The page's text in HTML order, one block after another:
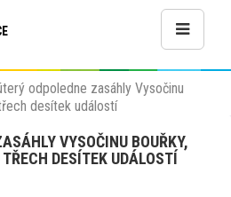
odpoledne zasáhly Vysočinu
desítek událostí
VYSOČINU BOUŘKY,
DESÍTEK UDÁLOSTÍ